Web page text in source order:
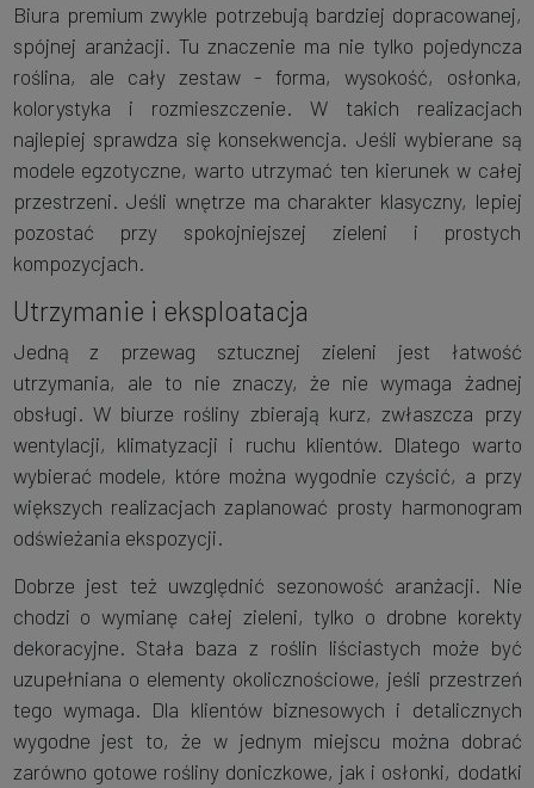
Biura premium zwykle potrzebują bardziej dopracowanej,
spójnej aranżacji. Tu znaczenie ma nie tylko pojedyncza
roślina, ale cały zestaw - forma, wysokość, osłonka,
kolorystyka i rozmieszczenie. W takich realizacjach
najlepiej sprawdza się konsekwencja. Jeśli wybierane są
modele egzotyczne, warto utrzymać ten kierunek w całej
przestrzeni. Jeśli wnętrze ma charakter klasyczny, lepiej
pozostać przy spokojniejszej zieleni i prostych
kompozycjach.
Utrzymanie i eksploatacja
Jedną z przewag sztucznej zieleni jest łatwość
utrzymania, ale to nie znaczy, że nie wymaga żadnej
obsługi. W biurze rośliny zbierają kurz, zwłaszcza przy
wentylacji, klimatyzacji i ruchu klientów. Dlatego warto
wybierać modele, które można wygodnie czyścić, a przy
większych realizacjach zaplanować prosty harmonogram
odświeżania ekspozycji.
Dobrze jest też uwzględnić sezonowość aranżacji. Nie
chodzi o wymianę całej zieleni, tylko o drobne korekty
dekoracyjne. Stała baza z roślin liściastych może być
uzupełniana o elementy okolicznościowe, jeśli przestrzeń
tego wymaga. Dla klientów biznesowych i detalicznych
wygodne jest to, że w jednym miejscu można dobrać
zarówno gotowe rośliny doniczkowe, jak i osłonki, dodatki